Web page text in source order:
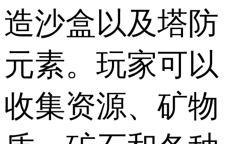
造沙盒以及塔防
元素。玩家可以
收集资源、矿物